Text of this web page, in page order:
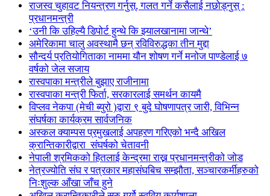
राजस्व चुहावट नियन्त्रण गर्नुस्, गलत गर्ने कसैलाई नछोड्नुस् :
प्रधानमन्त्री
‘उनी कि उहिल्यै डिपोर्ट हुन्थे कि झ्यालखानामा जान्थे’
अमेरिकामा चालु अवस्थामै छन् रविविरुद्धका तीन मुद्दा
सौन्दर्य प्रतियोगिताका नाममा यौन शोषण गर्ने मनोज पाण्डेलाई ७
वर्षको जेल सजाय
रास्वपाका मन्त्रीले बुझाए राजीनामा
रास्वपाका मन्त्री फिर्ता, सरकारलाई समर्थन कायमै
विप्लव नेकपा (मेची ब्युरो )द्वारा ९ बुदे घोषणापत्र जारी, विभिन्न
संघर्षका कार्यक्रम सार्वजनिक
अस्कल क्याम्पस प्रमुखलाई अपहरण गरिएको भन्दै अखिल
क्रान्तिकारीद्वारा संघर्षको चेतावनी
नेपाली श्रमिकको हितलाई केन्द्रमा राख्न प्रधानमन्त्रीको जोड
नेत्रज्योति संघ र पत्रकार महासंघबिच सम्झौता, सञ्चारकर्मीहरुको
निःशुल्क आँखा जाँच हुने